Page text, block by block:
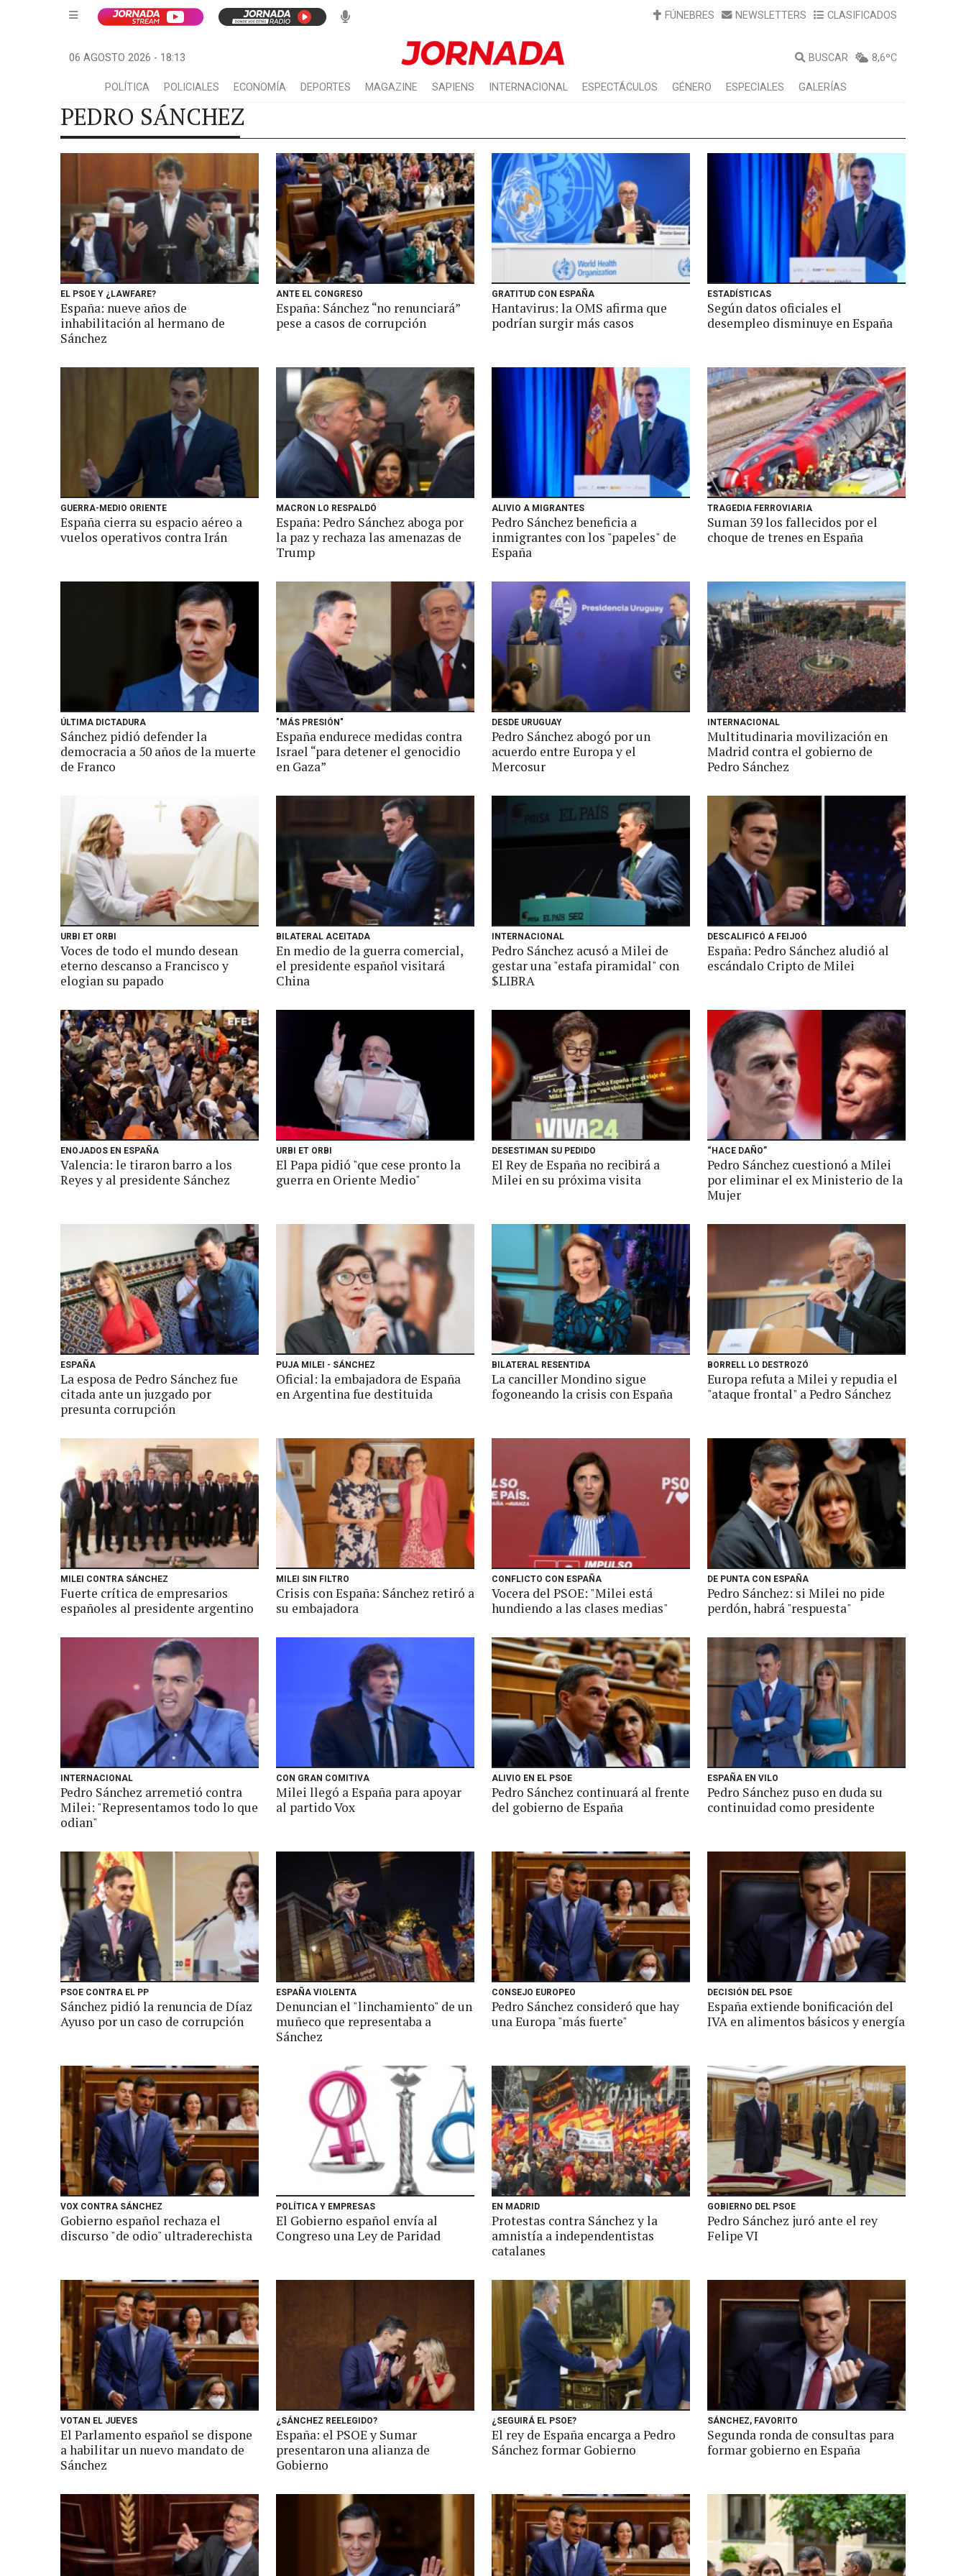
FÚNEBRES NEWSLETTERS CLASIFICADOS
06 AGOSTO 2026 - 18:13 BUSCAR 8,6ºC
POLÍTICA POLICIALES ECONOMÍA DEPORTES MAGAZINE SAPIENS INTERNACIONAL ESPECTÁCULOS GÉNERO ESPECIALES GALERÍAS
PEDRO SÁNCHEZ
EL PSOE Y ¿LAWFARE?
España: nueve años de
inhabilitación al hermano de
Sánchez
ANTE EL CONGRESO
España: Sánchez “no renunciará”
pese a casos de corrupción
GRATITUD CON ESPAÑA
Hantavirus: la OMS afirma que
podrían surgir más casos
ESTADÍSTICAS
Según datos oficiales el
desempleo disminuye en España
GUERRA-MEDIO ORIENTE
España cierra su espacio aéreo a
vuelos operativos contra Irán
MACRON LO RESPALDÓ
España: Pedro Sánchez aboga por
la paz y rechaza las amenazas de
Trump
ALIVIO A MIGRANTES
Pedro Sánchez beneficia a
inmigrantes con los "papeles" de
España
TRAGEDIA FERROVIARIA
Suman 39 los fallecidos por el
choque de trenes en España
ÚLTIMA DICTADURA
Sánchez pidió defender la
democracia a 50 años de la muerte
de Franco
"MÁS PRESIÓN"
España endurece medidas contra
Israel “para detener el genocidio
en Gaza”
DESDE URUGUAY
Pedro Sánchez abogó por un
acuerdo entre Europa y el
Mercosur
INTERNACIONAL
Multitudinaria movilización en
Madrid contra el gobierno de
Pedro Sánchez
URBI ET ORBI
Voces de todo el mundo desean
eterno descanso a Francisco y
elogian su papado
BILATERAL ACEITADA
En medio de la guerra comercial,
el presidente español visitará
China
INTERNACIONAL
Pedro Sánchez acusó a Milei de
gestar una "estafa piramidal" con
$LIBRA
DESCALIFICÓ A FEIJOÓ
España: Pedro Sánchez aludió al
escándalo Cripto de Milei
ENOJADOS EN ESPAÑA
Valencia: le tiraron barro a los
Reyes y al presidente Sánchez
URBI ET ORBI
El Papa pidió "que cese pronto la
guerra en Oriente Medio"
DESESTIMAN SU PEDIDO
El Rey de España no recibirá a
Milei en su próxima visita
“HACE DAÑO”
Pedro Sánchez cuestionó a Milei
por eliminar el ex Ministerio de la
Mujer
ESPAÑA
La esposa de Pedro Sánchez fue
citada ante un juzgado por
presunta corrupción
PUJA MILEI - SÁNCHEZ
Oficial: la embajadora de España
en Argentina fue destituida
BILATERAL RESENTIDA
La canciller Mondino sigue
fogoneando la crisis con España
BORRELL LO DESTROZÓ
Europa refuta a Milei y repudia el
"ataque frontal" a Pedro Sánchez
MILEI CONTRA SÁNCHEZ
Fuerte crítica de empresarios
españoles al presidente argentino
MILEI SIN FILTRO
Crisis con España: Sánchez retiró a
su embajadora
CONFLICTO CON ESPAÑA
Vocera del PSOE: "Milei está
hundiendo a las clases medias"
DE PUNTA CON ESPAÑA
Pedro Sánchez: si Milei no pide
perdón, habrá "respuesta"
INTERNACIONAL
Pedro Sánchez arremetió contra
Milei: "Representamos todo lo que
odian"
CON GRAN COMITIVA
Milei llegó a España para apoyar
al partido Vox
ALIVIO EN EL PSOE
Pedro Sánchez continuará al frente
del gobierno de España
ESPAÑA EN VILO
Pedro Sánchez puso en duda su
continuidad como presidente
PSOE CONTRA EL PP
Sánchez pidió la renuncia de Díaz
Ayuso por un caso de corrupción
ESPAÑA VIOLENTA
Denuncian el "linchamiento" de un
muñeco que representaba a
Sánchez
CONSEJO EUROPEO
Pedro Sánchez consideró que hay
una Europa "más fuerte"
DECISIÓN DEL PSOE
España extiende bonificación del
IVA en alimentos básicos y energía
VOX CONTRA SÁNCHEZ
Gobierno español rechaza el
discurso "de odio" ultraderechista
POLÍTICA Y EMPRESAS
El Gobierno español envía al
Congreso una Ley de Paridad
EN MADRID
Protestas contra Sánchez y la
amnistía a independentistas
catalanes
GOBIERNO DEL PSOE
Pedro Sánchez juró ante el rey
Felipe VI
VOTAN EL JUEVES
El Parlamento español se dispone
a habilitar un nuevo mandato de
Sánchez
¿SÁNCHEZ REELEGIDO?
España: el PSOE y Sumar
presentaron una alianza de
Gobierno
¿SEGUIRÁ EL PSOE?
El rey de España encarga a Pedro
Sánchez formar Gobierno
SÁNCHEZ, FAVORITO
Segunda ronda de consultas para
formar gobierno en España